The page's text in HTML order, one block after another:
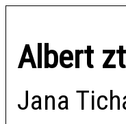
Albert
Jana